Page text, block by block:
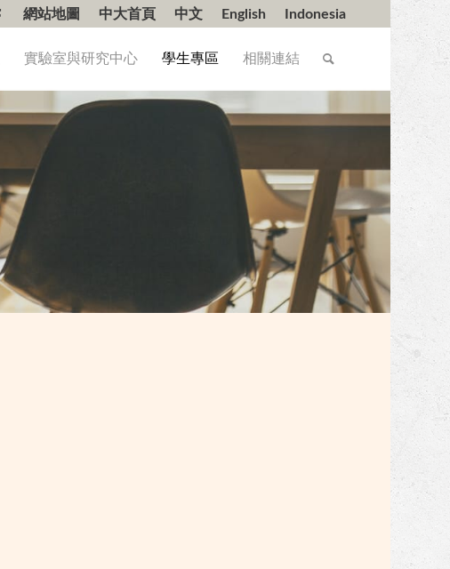
網站地圖 中大首頁 中文 English Indonesia
實驗室與研究中心 學生專區 相關連結